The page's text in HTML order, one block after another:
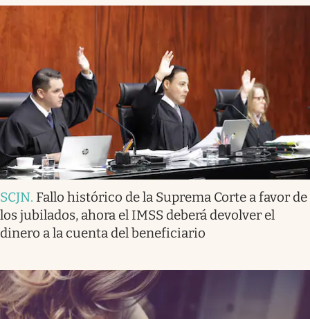
SCJN. Fallo histórico de la Suprema Corte a favor de
los jubilados, ahora el IMSS deberá devolver el
dinero a la cuenta del beneficiario